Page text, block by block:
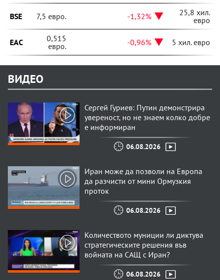
BSE 7,5 евро. -1,32%
25,8 хил.
евро
EAC
0,515
евро.
-0,96% 5 хил. евро
ВИДЕО
Сергей Гуриев: Путин демонстрира
увереност, но не знаем колко добре
е информиран
06.08.2026
Иран може да позволи на Европа
да разчисти от мини Ормузкия
проток
06.08.2026
Количеството муниции ли диктува
стратегическите решения във
войната на САЩ с Иран?
06.08.2026